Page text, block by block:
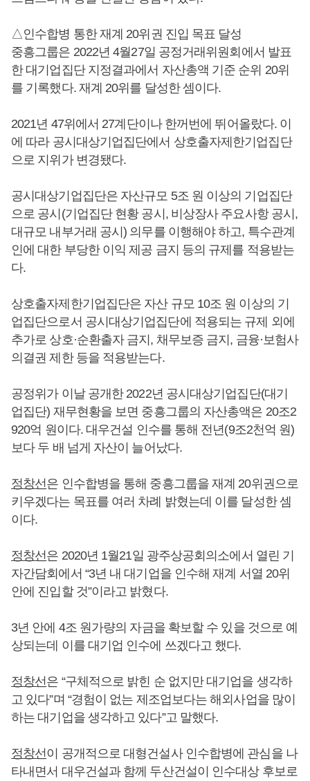
△인수합병 통한 재계 20위권 진입 목표 달성
중흥그룹은 2022년 4월27일 공정거래위원회에서 발표
한 대기업집단 지정결과에서 자산총액 기준 순위 20위
를 기록했다. 재계 20위를 달성한 셈이다.
2021년 47위에서 27계단이나 한꺼번에 뛰어올랐다. 이
에 따라 공시대상기업집단에서 상호출자제한기업집단
으로 지위가 변경됐다.
공시대상기업집단은 자산규모 5조 원 이상의 기업집단
으로 공시(기업집단 현황 공시, 비상장사 주요사항 공시,
대규모 내부거래 공시) 의무를 이행해야 하고, 특수관계
인에 대한 부당한 이익 제공 금지 등의 규제를 적용받는
다.
상호출자제한기업집단은 자산 규모 10조 원 이상의 기
업집단으로서 공시대상기업집단에 적용되는 규제 외에
추가로 상호·순환출자 금지, 채무보증 금지, 금융·보험사
의결권 제한 등을 적용받는다.
공정위가 이날 공개한 2022년 공시대상기업집단(대기
업집단) 재무현황을 보면 중흥그룹의 자산총액은 20조2
920억 원이다. 대우건설 인수를 통해 전년(9조2천억 원)
보다 두 배 넘게 자산이 늘어났다.
정창선은 인수합병을 통해 중흥그룹을 재계 20위권으로
키우겠다는 목표를 여러 차례 밝혔는데 이를 달성한 셈
이다.
정창선은 2020년 1월21일 광주상공회의소에서 열린 기
자간담회에서 “3년 내 대기업을 인수해 재계 서열 20위
안에 진입할 것”이라고 밝혔다.
3년 안에 4조 원가량의 자금을 확보할 수 있을 것으로 예
상되는데 이를 대기업 인수에 쓰겠다고 했다.
정창선은 “구체적으로 밝힌 순 없지만 대기업을 생각하
고 있다”며 “경험이 없는 제조업보다는 해외사업을 많이
하는 대기업을 생각하고 있다”고 말했다.
정창선이 공개적으로 대형건설사 인수합병에 관심을 나
타내면서 대우건설과 함께 두산건설이 인수대상 후보로